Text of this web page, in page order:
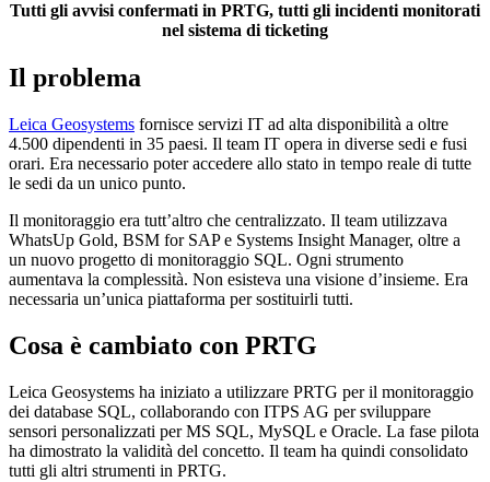
Tutti gli avvisi confermati in PRTG, tutti gli incidenti monitorati
nel sistema di ticketing
Il problema
Leica Geosystems fornisce servizi IT ad alta disponibilità a oltre
4.500 dipendenti in 35 paesi. Il team IT opera in diverse sedi e fusi
orari. Era necessario poter accedere allo stato in tempo reale di tutte
le sedi da un unico punto.
Il monitoraggio era tutt’altro che centralizzato. Il team utilizzava
WhatsUp Gold, BSM for SAP e Systems Insight Manager, oltre a
un nuovo progetto di monitoraggio SQL. Ogni strumento
aumentava la complessità. Non esisteva una visione d’insieme. Era
necessaria un’unica piattaforma per sostituirli tutti.
Cosa è cambiato con PRTG
Leica Geosystems ha iniziato a utilizzare PRTG per il monitoraggio
dei database SQL, collaborando con ITPS AG per sviluppare
sensori personalizzati per MS SQL, MySQL e Oracle. La fase pilota
ha dimostrato la validità del concetto. Il team ha quindi consolidato
tutti gli altri strumenti in PRTG.